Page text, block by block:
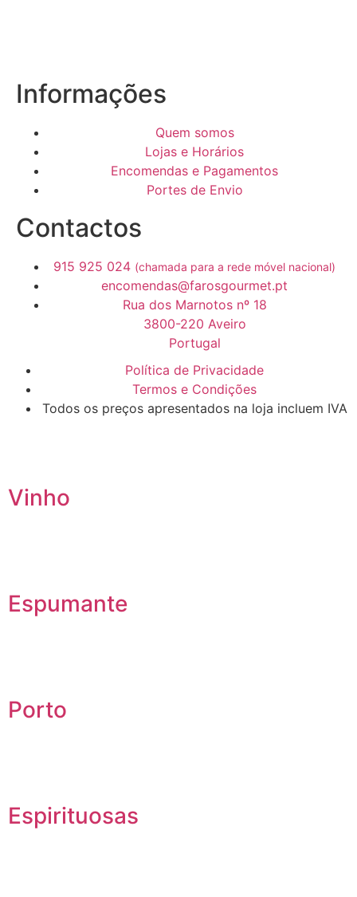
Informações
Quem somos
Lojas e Horários
Encomendas e Pagamentos
Portes de Envio
Contactos
915 925 024 (chamada para a rede móvel nacional)
encomendas@farosgourmet.pt
Rua dos Marnotos nº 18
3800-220 Aveiro
Portugal
Política de Privacidade
Termos e Condições
Todos os preços apresentados na loja incluem IVA
Vinho
Espumante
Porto
Espirituosas